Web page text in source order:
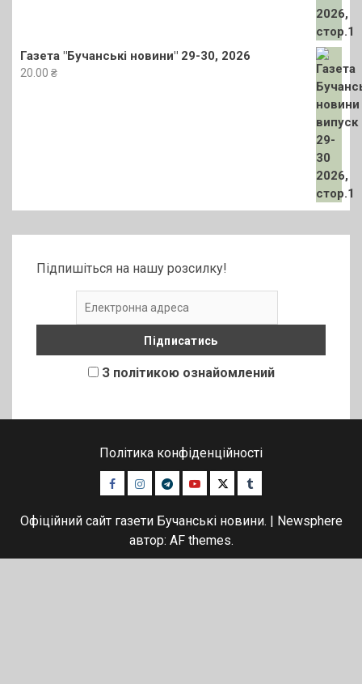
Газета "Бучанські новини" 29-30, 2026
20.00 ₴
Підпишіться на нашу розсилку!
З політикою ознайомлений
Політика конфіденційності
Facebook
Instagram
TelegramYoutubeTwitterTumblr
Офіційний сайт газети Бучанські новини.
Newsphere
автор: AF themes.